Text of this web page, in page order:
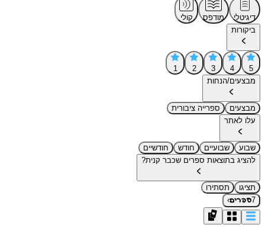
דיגיטלי מודפס
קולי
ביקורות
5
4
3
2
1
מבצעים/הנחות
מבצעים
ספרייה ציבורית
עלו לאתר
שבוע שבועיים חודש
חודשיים
להציג בתוצאות ספרים שכבר קנית?
תציגו
תסתירו
7ספרים›